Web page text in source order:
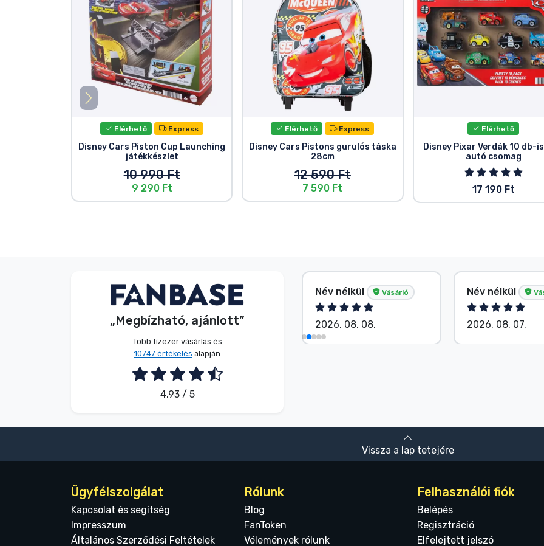
Elérhető Express
Disney Cars Piston Cup Launching
játékkészlet
10 990 Ft
9 290 Ft
Elérhető Express
Disney Cars Pistons gurulós táska
28cm
12 590 Ft
7 590 Ft
Elérhető
Disney Pixar Verdák 10 db-
autó csomag
17 190 Ft
„Megbízható, ajánlott”
Több tízezer vásárlás és
10747 értékelés alapján
4.93 / 5
Dávid Sulyok Vásárló
2026. 08. 08.
Név nélkül Vásárló
2026. 08. 08.
Név nélkül
2026. 08. 07.
Vissza a lap tetejére
Ügyfélszolgálat
Kapcsolat és segítség
Impresszum
Általános Szerződési Feltételek
Rólunk
Blog
FanToken
Vélemények rólunk
Felhasználói fiók
Belépés
Regisztráció
Elfelejtett jelszó